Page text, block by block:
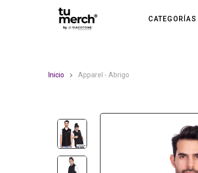
TuMerch by Via Cotone
CATEGORÍAS
Inicio Apparel - Abrigo